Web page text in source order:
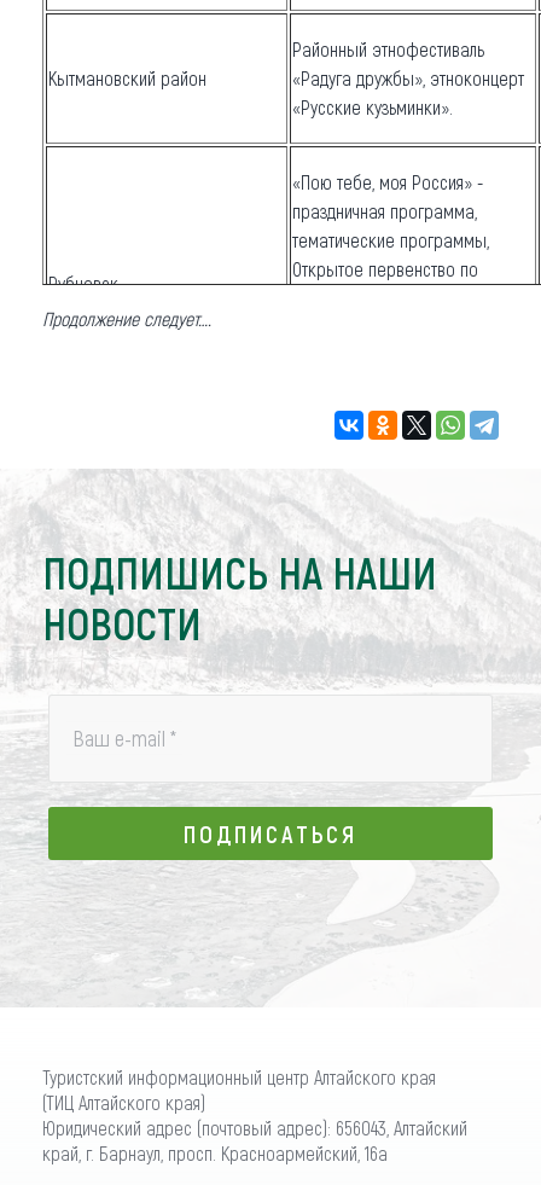
Кытмановский район
Районный этнофестиваль
«Радуга дружбы», этноконцерт
«Русские кузьминки».
Рубцовск
«Пою тебе, моя Россия» -
праздничная программа,
тематические программы,
Открытое первенство по
Михайловский район
народы, распри позабыв, в
единую семью объединятся»
Панкрушихинский район
Книжная выставка,
тематический вечер, конкурс
чтецов, викторина о знании
истории праздника и др.
Новичихинский район
смотра-конкурса
самодеятельного творчества
среди учреждений культуры
района «На творчество земля
родная вдохновила»,
спортивные турниры и др.
Рубальской, вечера для
молодежи и тем. программы
Продолжение следует….
ПОДПИШИСЬ НА НАШИ
НОВОСТИ
Ваш e-mail *
ПОДПИСАТЬСЯ
ПОДПИСАТЬСЯ
Туристский информационный центр Алтайского края
(ТИЦ Алтайского края)
Юридический адрес (почтовый адрес): 656043, Алтайский
край, г. Барнаул, просп. Красноармейский, 16а